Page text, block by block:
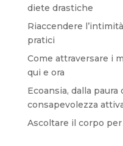
diete drastiche
Riaccendere
pratici
Come attraversare i
qui e ora
Ecoansia, dalla paura
consapevolezza
Ascoltare il corpo